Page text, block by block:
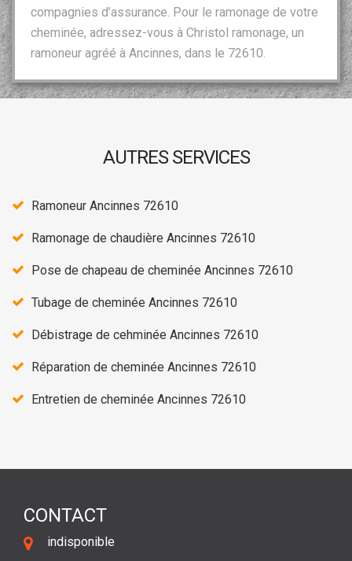
compagnies d’assurance. Pour le ramonage de votre
cheminée, adressez-vous à Christol ramonage, un
ramoneur agréé à Ancinnes, dans le 72610.
AUTRES SERVICES
Ramoneur Ancinnes 72610
Ramonage de chaudière Ancinnes 72610
Pose de chapeau de cheminée Ancinnes 72610
Tubage de cheminée Ancinnes 72610
Débistrage de cehminée Ancinnes 72610
Réparation de cheminée Ancinnes 72610
Entretien de cheminée Ancinnes 72610
CONTACT
indisponible